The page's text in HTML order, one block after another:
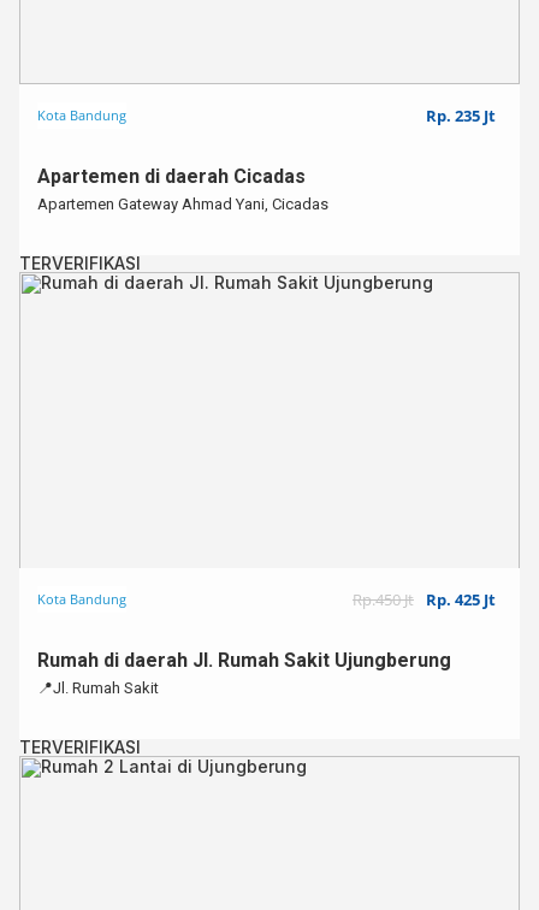
Kota Bandung Rp. 235 Jt
Apartemen di daerah Cicadas
Apartemen Gateway Ahmad Yani, Cicadas
TERVERIFIKASI
Kota Bandung Rp.450 Jt Rp. 425 Jt
Rumah di daerah Jl. Rumah Sakit Ujungberung⁣
📍Jl. Rumah Sakit⁣
TERVERIFIKASI